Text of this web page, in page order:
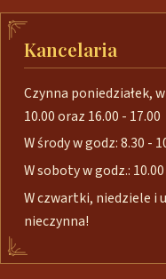
Kancelaria
Czynna poniedziałek,
10.00 oraz 16.00 - 17.00
W środy w godz: 8.30 -
W soboty w godz.:
W czwartki, niedziele i
nieczynna!